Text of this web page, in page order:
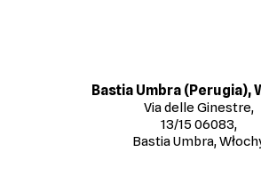
Bastia Umbra (Perugia),
Via delle Ginestre,
13/15 06083,
Bastia Umbra,